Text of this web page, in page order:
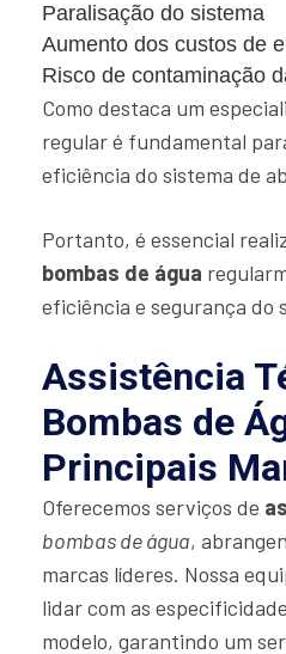
Paralisação do sistema
Aumento dos custos de
Risco de contaminação
Como destaca um
regular é fundamental
eficiência do sistema de
Portanto, é essencial
bombas de água
eficiência e segurança do
Assistência
Bombas de
Principais
Oferecemos serviços de
bombas de água,
marcas líderes. Nossa
lidar com as
modelo, garantindo um